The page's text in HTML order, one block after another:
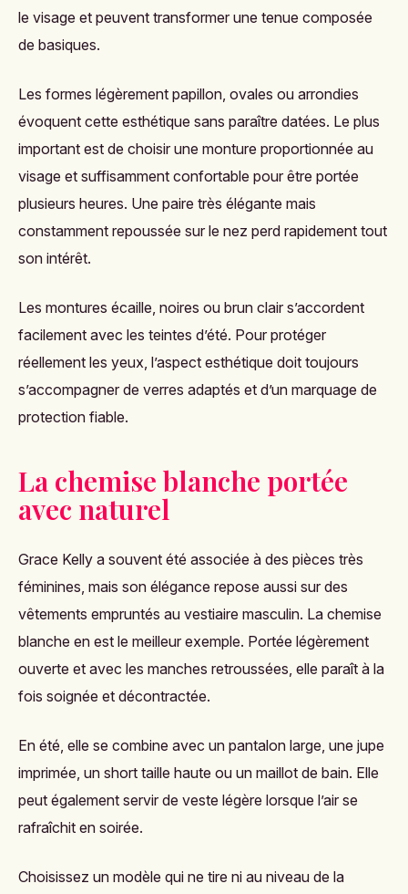
le visage et peuvent transformer une tenue composée
de basiques.
Les formes légèrement papillon, ovales ou arrondies
évoquent cette esthétique sans paraître datées. Le plus
important est de choisir une monture proportionnée au
visage et suffisamment confortable pour être portée
plusieurs heures. Une paire très élégante mais
constamment repoussée sur le nez perd rapidement tout
son intérêt.
Les montures écaille, noires ou brun clair s’accordent
facilement avec les teintes d’été. Pour protéger
réellement les yeux, l’aspect esthétique doit toujours
s’accompagner de verres adaptés et d’un marquage de
protection fiable.
La chemise blanche portée
avec naturel
Grace Kelly a souvent été associée à des pièces très
féminines, mais son élégance repose aussi sur des
vêtements empruntés au vestiaire masculin. La chemise
blanche en est le meilleur exemple. Portée légèrement
ouverte et avec les manches retroussées, elle paraît à la
fois soignée et décontractée.
En été, elle se combine avec un pantalon large, une jupe
imprimée, un short taille haute ou un maillot de bain. Elle
peut également servir de veste légère lorsque l’air se
rafraîchit en soirée.
Choisissez un modèle qui ne tire ni au niveau de la